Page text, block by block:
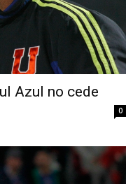
Azul no cede
0